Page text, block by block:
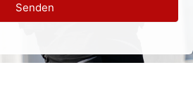
Senden